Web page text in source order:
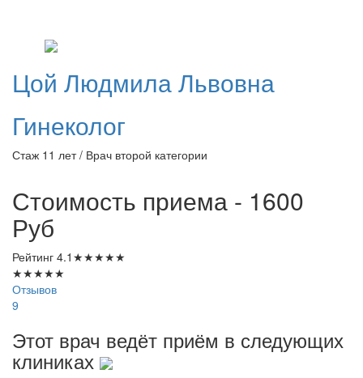
Цой Людмила Львовна
Гинеколог
Стаж 11 лет / Врач второй категории
Стоимость приема - 1600
Руб
Рейтинг 4.1 ★★★★★
★★★★★
Отзывов
9
Этот врач ведёт приём в следующих
клиниках